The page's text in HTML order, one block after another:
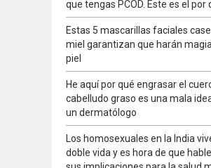
que tengas PCOD. Este es el por
Estas 5 mascarillas faciales
miel garantizan que harán
piel
He aquí por qué engrasar el
cabelludo graso es una mala
un dermatólogo
Los homosexuales en la India
doble vida y es hora de que